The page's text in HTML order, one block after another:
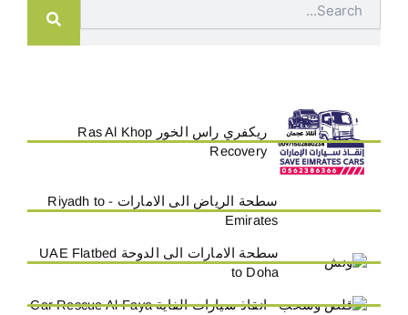
ريكفري راس الخور Ras Al Khop
Recovery
سطحة الرياض الى الامارات - Riyadh to
Emirates
سطحة الامارات الى الدوحة UAE Flatbed
to Doha
انقاذ سيارات الفاية Car Rescue Al-Faya